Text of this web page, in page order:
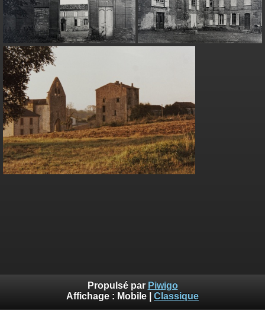
Propulsé par Piwigo
Affichage : Mobile Classique